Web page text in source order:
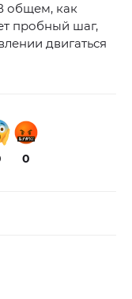
общем, как
пробный шаг,
двигаться
0